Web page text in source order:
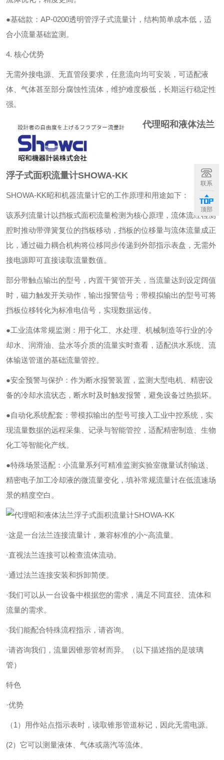
●基础款：AP-0200透明管浮子式流量计，结构简单成本低，适
合小流量基础监测。
4. 核心优势
无需外接电源、无直管段要求，任意流向均可安装，可适配液
体、气体甚至部分腐蚀性流体，维护难度极低，长期运行稳定性
强。
代理昭和液体法兰
浮子式面积流量计SHOWA-KK
SHOWA-KK昭和机器流量计它的工作原理和用途如下：
该系列流量计以挡板式面积流量检测为核心原理，流体流经检测
腔时推动带弹簧复位的挡板移动，挡板的位移量与流体流量成正
比，通过磁力耦合机构将位移同步传递到外部指示表盘，无需外
接电源即可直接读取流量数值。
部分带触点输出的型号，内置干簧管开关，当流量达到设定阔值
时，磁力触发开关动作，输出报警信号；带模拟输出的型号可将
挡板位移转化为标准电信号，实现数据远传。
●工业流体常规监测：用于化工、水处理、机械制造等行业的冷
却水、润滑油、盐水等介质的流量实时查看，适配供水系统、流
体输送管道的基础流量管控。
●安全预警与保护：作为断水报警装置，监测大型电机、精密设
备的冷却水流状态，断水时及时触发报警，避免设备过热损坏。
●自动化系统配套：带模拟输出的型号可接入工业中控系统，实
现流量数据的远程采集、记录与智能管控，适配精密制造、生物
化工等智能化产线。
●特殊场景适配：小流量系列可精准监测实验室微量试剂输送、
精密电子加工冷却液的微流量变化，填补常规流量计在低流速场
景的精度空白。
·这是一台法兰连接流量计，兼容标准的小~高流量。
·直视法兰连接可以检查流体流动。
·通过法兰连接安装和拆卸简便。
·我们可以从一台设备中根据您的需求，满足不同直径、流体和
流量的需求。
·我们能配合特殊流程指示，请咨询。
·请咨询我们，流量因锥形管材而异。（以下描述指的是玻璃
管）
特色
·优势
（1）用作站点指示表时，读取锥形管道标记，因此无需电源。
(2）它可以测量液体、气体或蒸汽等流体。
联系
顶部